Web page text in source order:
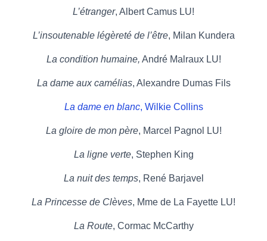
L’étranger, Albert Camus LU!
L’insoutenable légèreté de l’être, Milan Kundera
La condition humaine, André Malraux LU!
La dame aux camélias, Alexandre Dumas Fils
La dame en blanc, Wilkie Collins
La gloire de mon père, Marcel Pagnol LU!
La ligne verte, Stephen King
La nuit des temps, René Barjavel
La Princesse de Clèves, Mme de La Fayette LU!
La Route, Cormac McCarthy